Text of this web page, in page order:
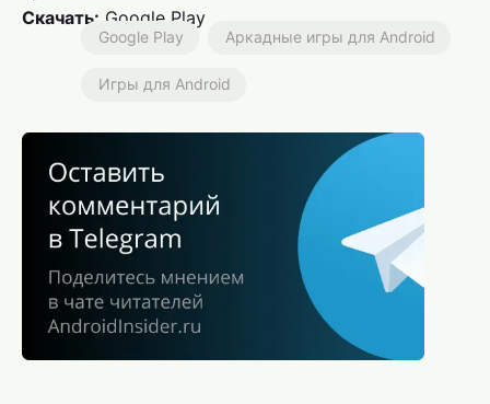
Скачать: Google Play
Google Play Аркадные игры для Android
Игры для Android